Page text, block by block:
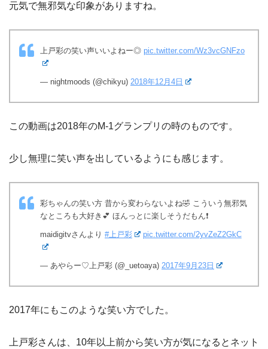
元気で無邪気な印象がありますね。
上戸彩の笑い声いいよねー◎ pic.twitter.com/Wz3vcGNFzo
— nightmoods (@chikyu) 2018年12月4日
この動画は2018年のM-1グランプリの時のものです。
少し無理に笑い声を出しているようにも感じます。
彩ちゃんの笑い方 昔から変わらないよね🤣 こういう無邪気
なところも大好き💕 ほんっとに楽しそうだもん❗️
maidigitvさんより #上戸彩 pic.twitter.com/2yvZeZ2GkC
— あやらー♡上戸彩 (@_uetoaya) 2017年9月23日
2017年にもこのような笑い方でした。
上戸彩さんは、10年以上前から笑い方が気になるとネット